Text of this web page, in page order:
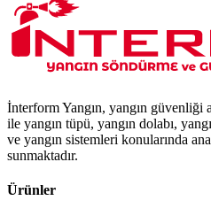
İnterform Yangın, yangın güvenliği
ile yangın tüpü, yangın dolabı,
ve yangın sistemleri konularında
sunmaktadır.
Ürünler